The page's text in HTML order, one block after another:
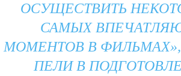
ОСУЩЕСТВИТЬ
САМЫХ
МОМЕНТОВ В
ПЕЛИ В